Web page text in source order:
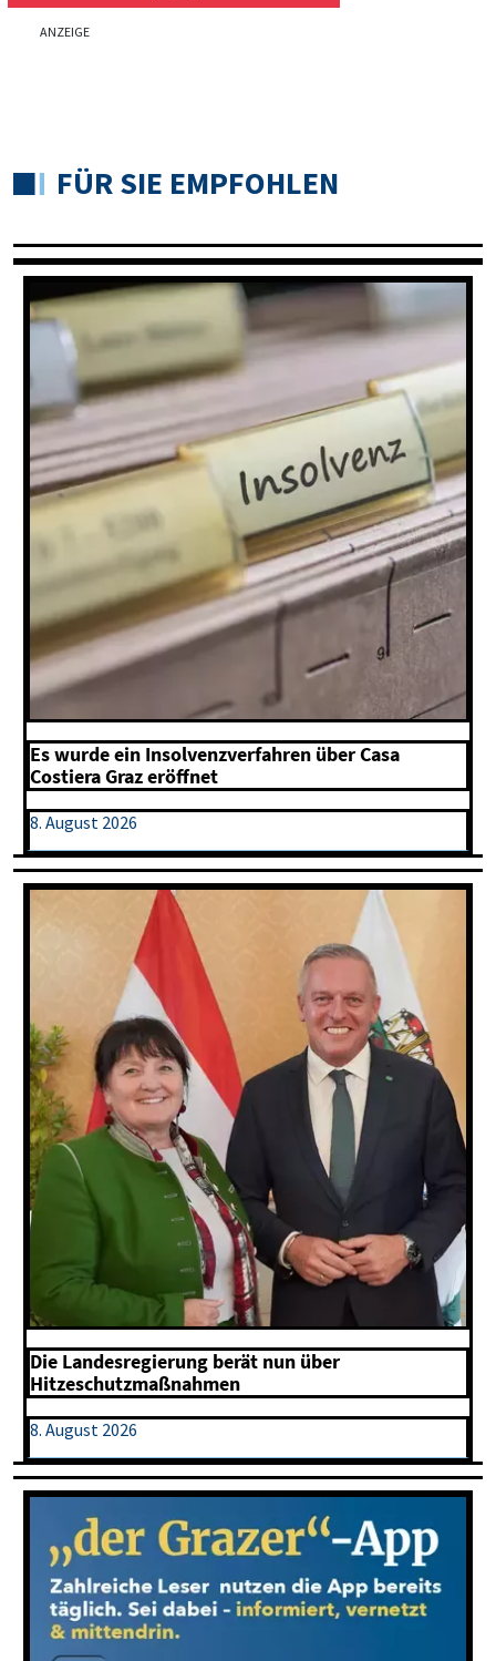
ANZEIGE
FÜR SIE EMPFOHLEN
Es wurde ein Insolvenzverfahren über Casa
Costiera Graz eröffnet
8. August 2026
Die Landesregierung berät nun über
Hitzeschutzmaßnahmen
8. August 2026